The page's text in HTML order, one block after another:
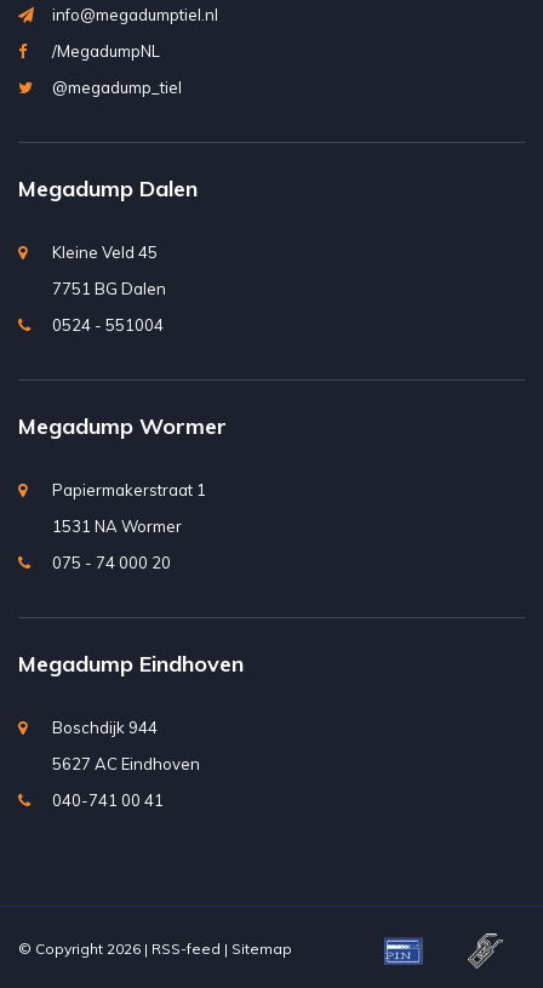
info@megadumptiel.nl
/MegadumpNL
@megadump_tiel
Megadump Dalen
Kleine Veld 45
7751 BG Dalen
0524 - 551004
Megadump Wormer
Papiermakerstraat 1
1531 NA Wormer
075 - 74 000 20
Megadump Eindhoven
Boschdijk 944
5627 AC Eindhoven
040-741 00 41
© Copyright 2026 | RSS-feed | Sitemap